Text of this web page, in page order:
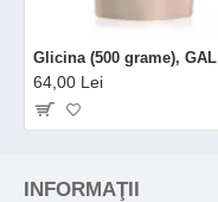
Glicina (500 grame), GAL
64,00 Lei
INFORMAŢII